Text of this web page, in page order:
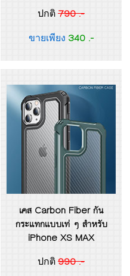
ปกติ 790 .-
ขายเพียง 340 .-
เคส Carbon Fiber กัน
กระแทกแบบเท่ ๆ สำหรับ
iPhone XS MAX
ปกติ 990 .-